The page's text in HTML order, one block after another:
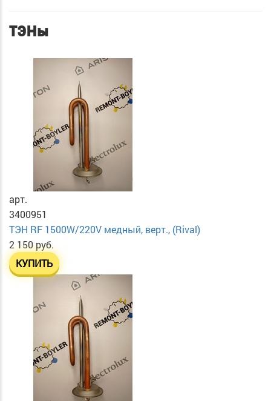
ТЭНы
арт.
3400951
ТЭН RF 1500W/220V медный, верт., (Rival)
2 150 руб.
КУПИТЬ